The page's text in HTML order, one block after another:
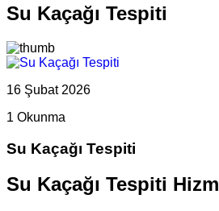
Su Kaçağı Tespiti
16 Şubat 2026
1 Okunma
Su Kaçağı Tespiti
Su Kaçağı Tespiti